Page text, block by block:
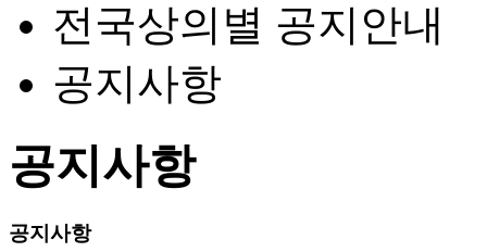
전국상의별 공지안내
공지사항
공지사항
공지사항